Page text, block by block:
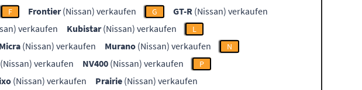
F Frontier(Nissan) verkaufen G GT-R (Nissan) verkaufen
verkaufen Kubistar(Nissan) verkaufen L
Micra (Nissan) verkaufen Murano (Nissan) verkaufen N
(Nissan) verkaufen NV400 (Nissan) verkaufen P
(Nissan) verkaufen Prairie (Nissan) verkaufen